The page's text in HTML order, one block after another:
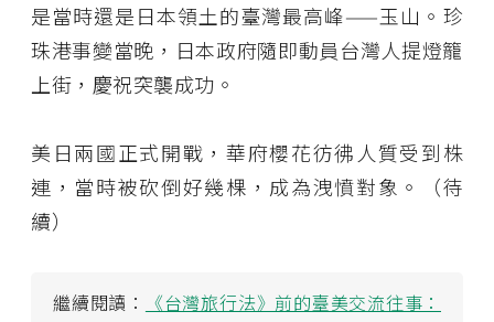
是當時還是日本領土的臺灣最高峰——玉山。珍
珠港事變當晚，日本政府隨即動員台灣人提燈籠
上街，慶祝突襲成功。
美日兩國正式開戰，華府櫻花彷彿人質受到株
連，當時被砍倒好幾棵，成為洩憤對象。（待
續）
繼續閱讀：
《台灣旅行法》前的臺美交流往事：